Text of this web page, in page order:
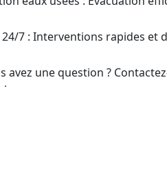
7 : Interventions rapides et
avez une question ?